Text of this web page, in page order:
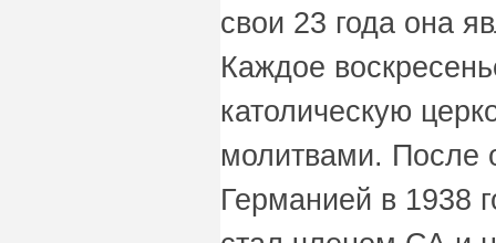
свои 23 года она
Каждое
католическую
молитвами. После
Германией в 1938